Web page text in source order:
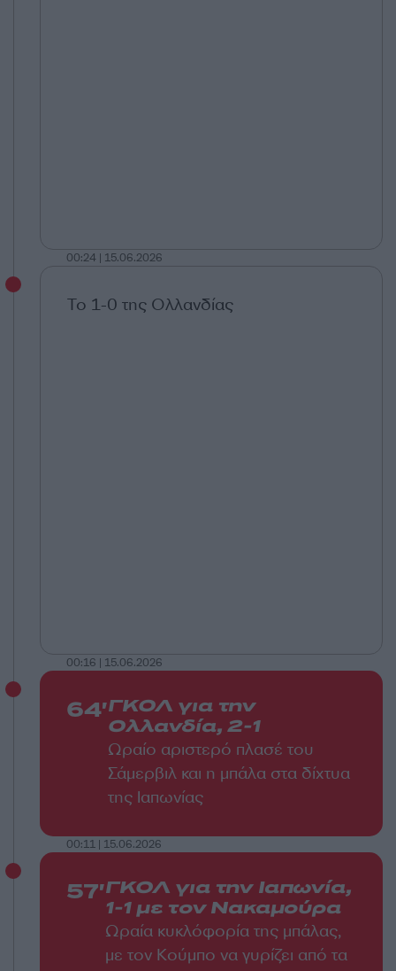
00:24 | 15.06.2026
Το 1-0 της Ολλανδίας
00:16 | 15.06.2026
64'ΓΚΟΛ για την
Ολλανδία, 2-1
Ωραίο αριστερό πλασέ του
Σάμερβιλ και η μπάλα στα δίχτυα
της Ιαπωνίας
00:11 | 15.06.2026
57'ΓΚΟΛ για την Ιαπωνία,
1-1 με τον Νακαμούρα
Ωραία κυκλόφορία της μπάλας,
με τον Κούμπο να γυρίζει από τα